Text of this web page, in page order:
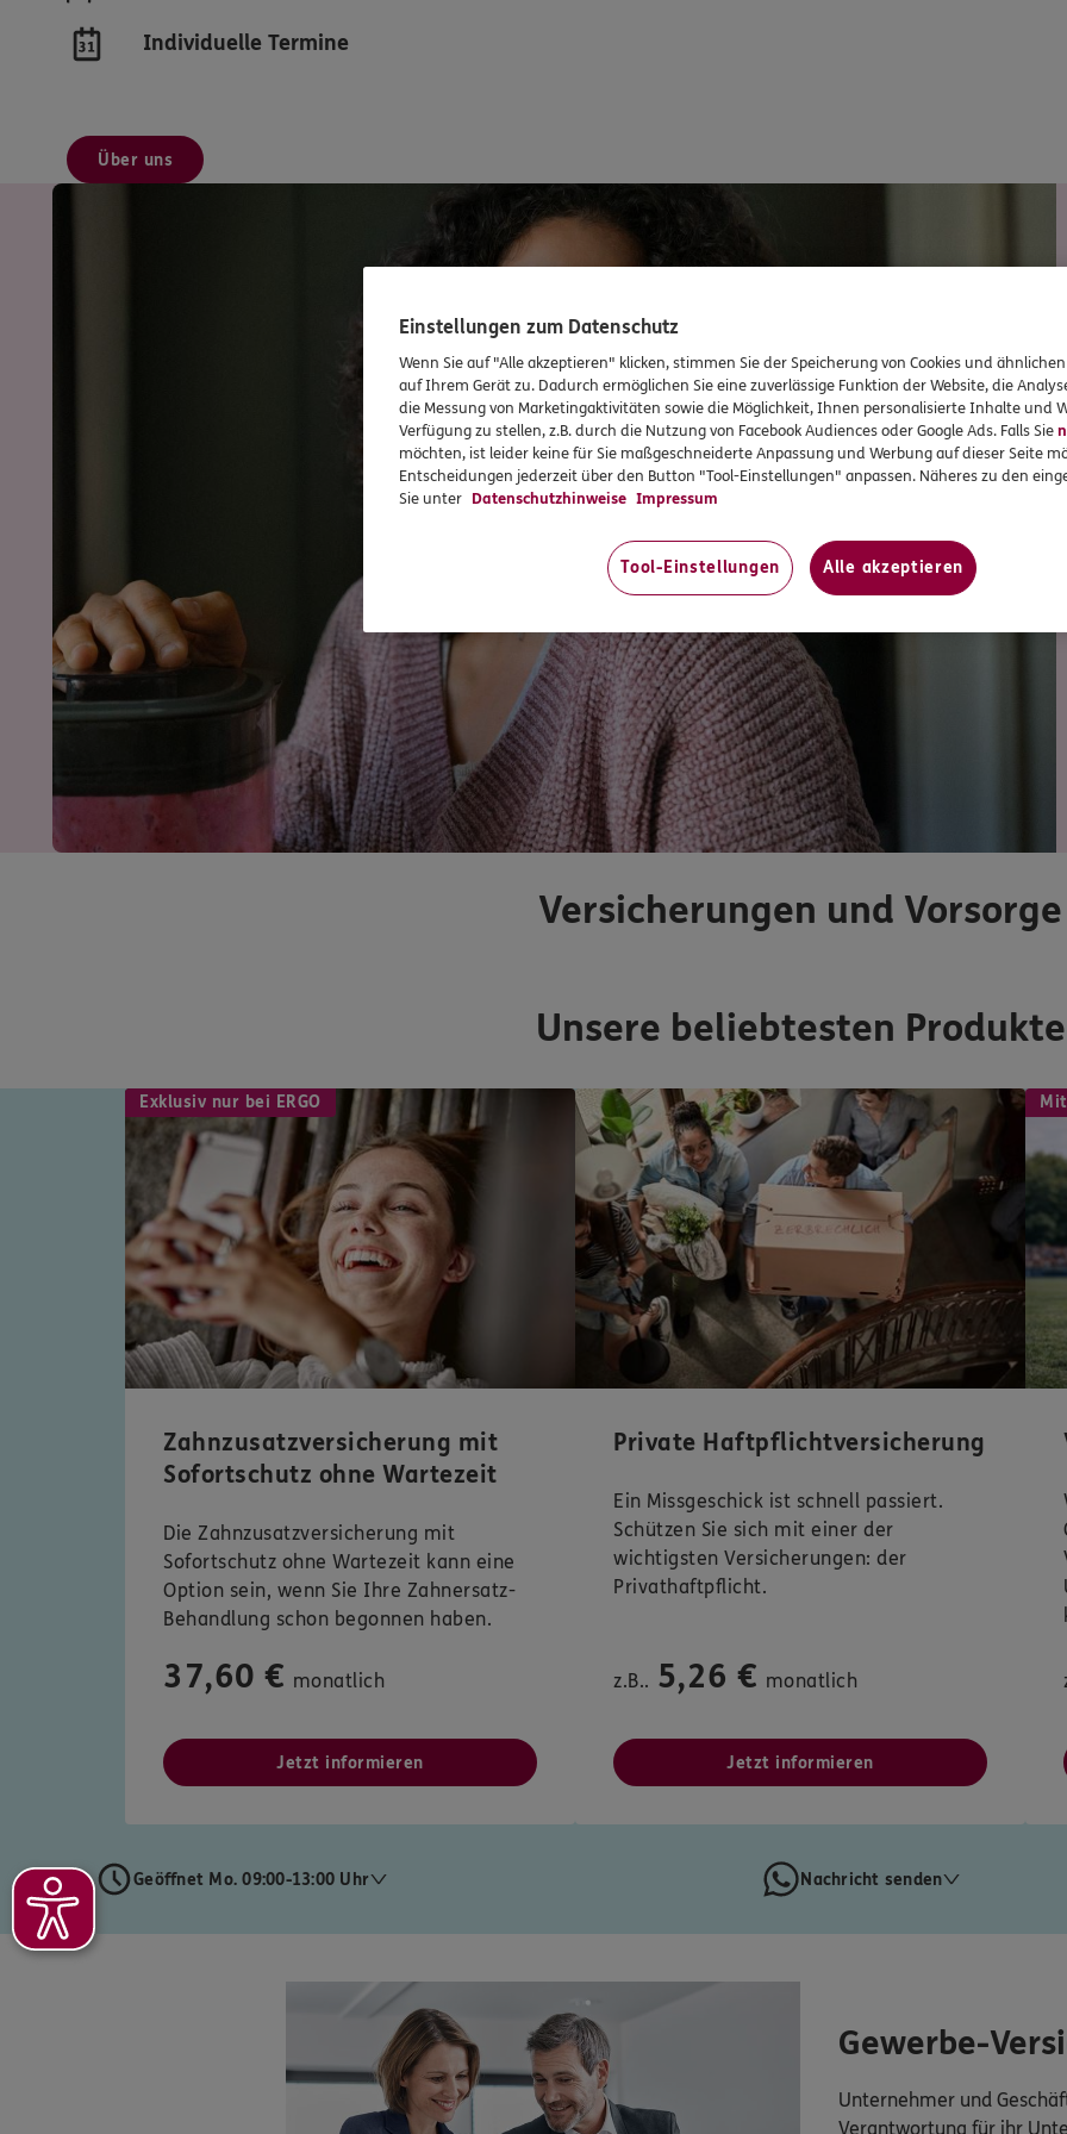
Individuelle Termine
Über uns
Versicherungen und Vorsorge
Unsere beliebtesten Produkte
Exklusiv nur bei ERGO
Zahnzusatzversicherung mit
Sofortschutz ohne Wartezeit
Die Zahnzusatzversicherung mit
Sofortschutz ohne Wartezeit kann eine
Option sein, wenn Sie Ihre Zahnersatz-
Behandlung schon begonnen haben.
37,60 € monatlich
Jetzt informieren
Private Haftpflichtversicherung
Ein Missgeschick ist schnell passiert.
Schützen Sie sich mit einer der
wichtigsten Versicherungen: der
Privathaftpflicht.
z.B.. 5,26 € monatlich
Jetzt informieren
Geöffnet Mo. 09:00-13:00 Uhr Nachricht senden
Gewerbe-
Unternehmer und
Verantwortung für ihr
Einstellungen zum Datenschutz
Wenn Sie auf "Alle akzeptieren" klicken, stimmen Sie der Speicherung von Cookies und
auf Ihrem Gerät zu. Dadurch ermöglichen Sie eine zuverlässige Funktion der Website, die
die Messung von Marketingaktivitäten sowie die Möglichkeit, Ihnen personalisierte Inhalte und
Verfügung zu stellen, z.B. durch die Nutzung von Facebook Audiences oder Google Ads. Falls Sie
möchten, ist leider keine für Sie maßgeschneiderte Anpassung und Werbung auf dieser Seite
Entscheidungen jederzeit über den Button "Tool-Einstellungen" anpassen. Näheres zu den
Sie unter Datenschutzhinweise Impressum
Tool-Einstellungen Alle akzeptieren